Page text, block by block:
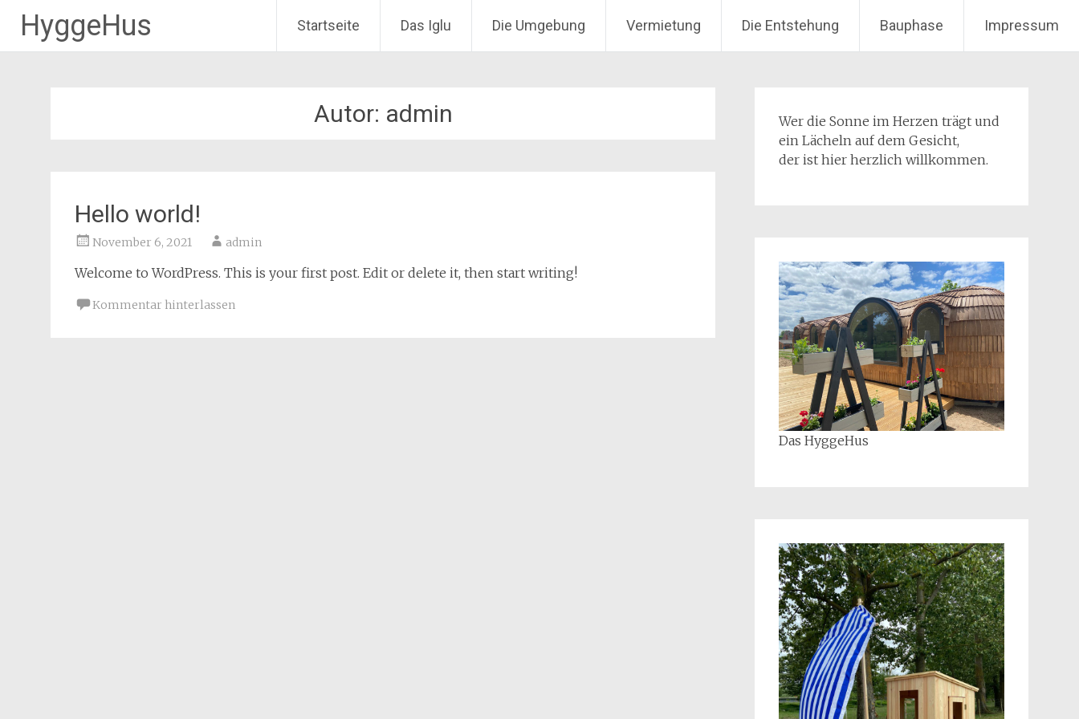
HyggeHus Startseite Das Iglu Die Umgebung Vermietung Die Entstehung Bauphase Impressum
Autor: admin
Hello world!
November 6, 2021 admin
Welcome to WordPress. This is your first post. Edit or delete it, then start writing!
Kommentar hinterlassen
Wer die Sonne im Herzen trägt und
ein Lächeln auf dem Gesicht,
der ist hier herzlich willkommen.
Das HyggeHus